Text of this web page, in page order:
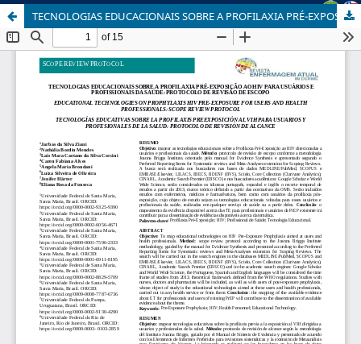
TECNOLOGIAS EDUCACIONAIS SOBRE A PROFILAXIA PRÉ-EXPOSIÇÃO AO HIV PARA USUÁRIOS E PROFISSIONAIS DA SAÚDE: PROTOCOLO DE REVISÃO DE ESCOPO